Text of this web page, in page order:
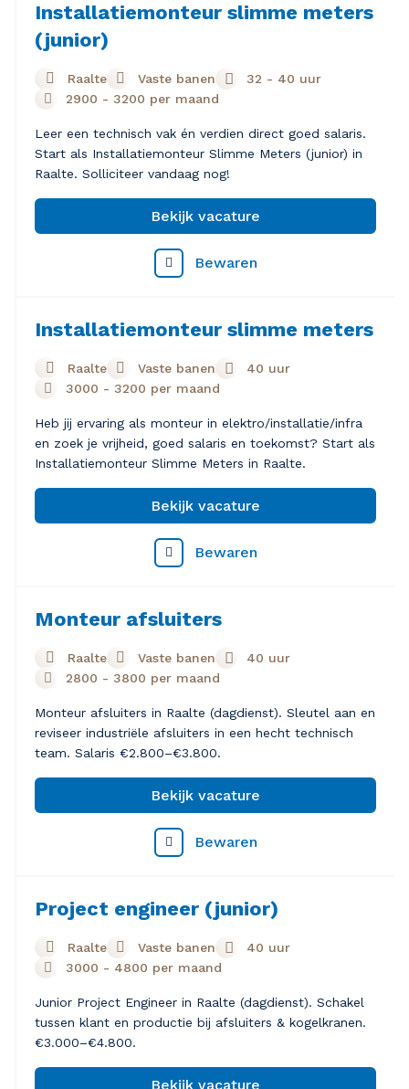
Installatiemonteur slimme meters
(junior)
Raalte Vaste banen
32 - 40 uur
2900 - 3200 per maand
Leer een technisch vak én verdien direct goed salaris.
Start als Installatiemonteur Slimme Meters (junior) in
Raalte. Solliciteer vandaag nog!
Bekijk vacature
Bewaren
Installatiemonteur slimme meters
Raalte Vaste banen
40 uur
3000 - 3200 per maand
Heb jij ervaring als monteur in elektro/installatie/infra
en zoek je vrijheid, goed salaris en toekomst? Start als
Installatiemonteur Slimme Meters in Raalte.
Bekijk vacature
Bewaren
Monteur afsluiters
Raalte Vaste banen
40 uur
2800 - 3800 per maand
Monteur afsluiters in Raalte (dagdienst). Sleutel aan en
reviseer industriële afsluiters in een hecht technisch
team. Salaris €2.800–€3.800.
Bekijk vacature
Bewaren
Project engineer (junior)
Raalte Vaste banen
40 uur
3000 - 4800 per maand
Junior Project Engineer in Raalte (dagdienst). Schakel
tussen klant en productie bij afsluiters & kogelkranen.
€3.000–€4.800.
Bekijk vacature